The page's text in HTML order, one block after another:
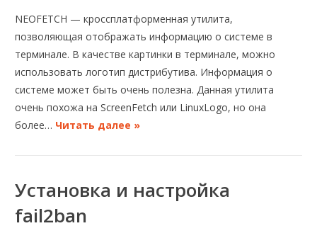
NEOFETCH — кроссплатформенная утилита,
позволяющая отображать информацию о системе в
терминале. В качестве картинки в терминале, можно
использовать логотип дистрибутива. Информация о
системе может быть очень полезна. Данная утилита
очень похожа на ScreenFetch или LinuxLogo, но она
более… Читать далее »
Установка и настройка
fail2ban